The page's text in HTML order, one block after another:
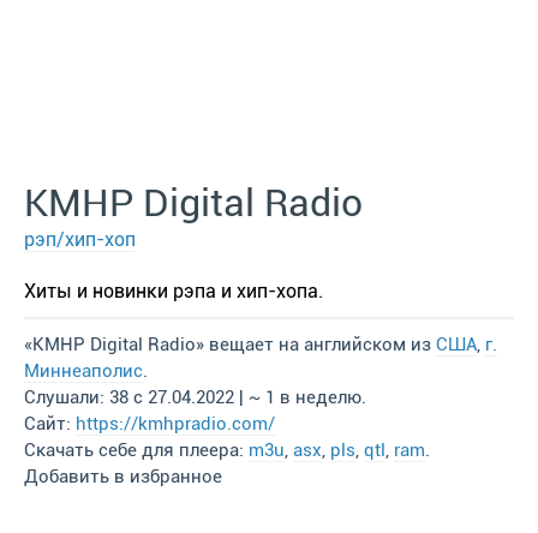
KMHP Digital Radio
рэп/хип-хоп
Хиты и новинки рэпа и хип-хопа.
«KMHP Digital Radio» вещает на английском из США, г.
Миннеаполис.
Слушали: 38 с 27.04.2022 | ~ 1 в неделю.
Сайт: https://kmhpradio.com/
Скачать себе для плеера: m3u, asx, pls, qtl, ram.
Добавить в избранное